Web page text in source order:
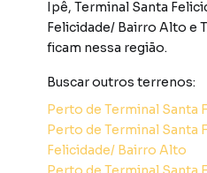
conforto;
Estacionamento: Capacidade
Arquitetura Sugerida:
Os layouts das casas no
e a fusão perfeita entre os
Ipê, Terminal Santa
Felicidade/ Bairro Alto e
ficam nessa região.
Buscar outros terrenos:
Perto de Terminal Santa
Perto de Terminal Santa
Felicidade/ Bairro Alto